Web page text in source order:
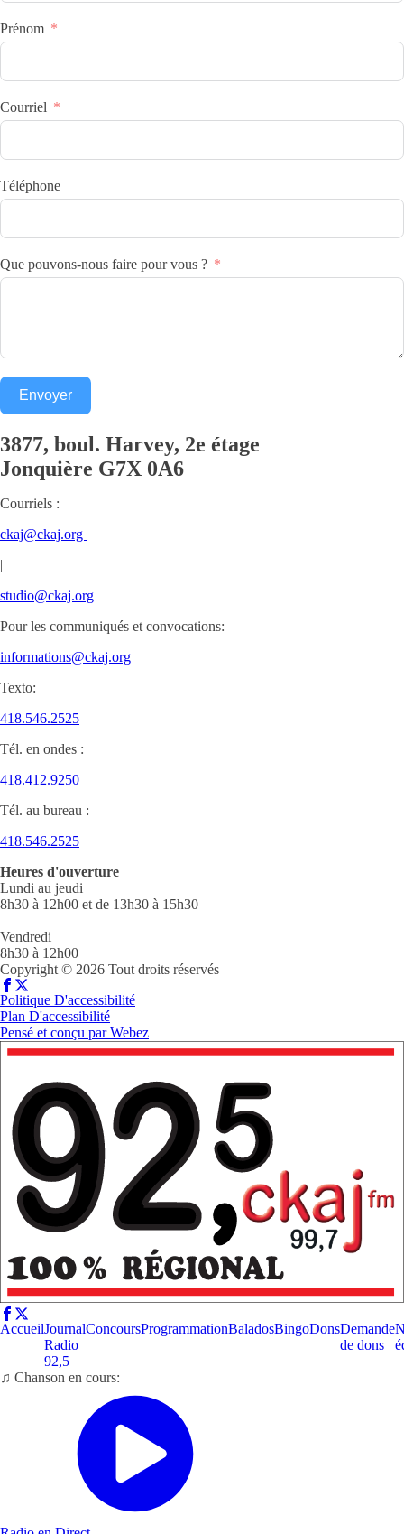
Prénom
Courriel
Téléphone
Que pouvons-nous faire pour vous ?
Envoyer
3877, boul. Harvey, 2e étage
Jonquière G7X 0A6
Courriels :
ckaj@ckaj.org
|
studio@ckaj.org
Pour les communiqués et convocations:
informations@ckaj.org
Texto:
418.546.2525
Tél. en ondes :
418.412.9250
Tél. au bureau :
418.546.2525
Heures d'ouverture
Lundi au jeudi
8h30 à 12h00 et de 13h30 à 15h30
Vendredi
8h30 à 12h00
Copyright © 2026 Tout droits réservés
Politique D'accessibilité
Plan D'accessibilité
Pensé et conçu parWebez
AccueilJournal
Radio
92,5
ConcoursProgrammationBaladosBingoDonsDemande
de dons
♫ Chanson en cours: